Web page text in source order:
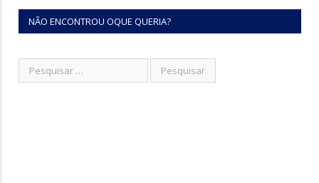
NÃO ENCONTROU OQUE QUERIA?